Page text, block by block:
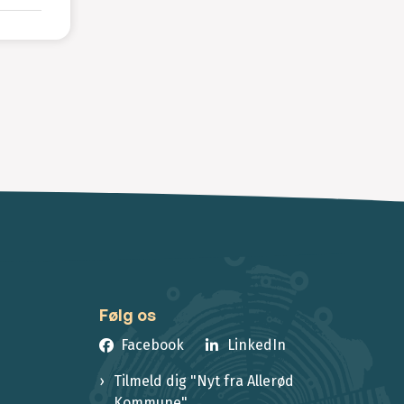
Følg os
Facebook LinkedIn
Tilmeld dig "Nyt fra Allerød